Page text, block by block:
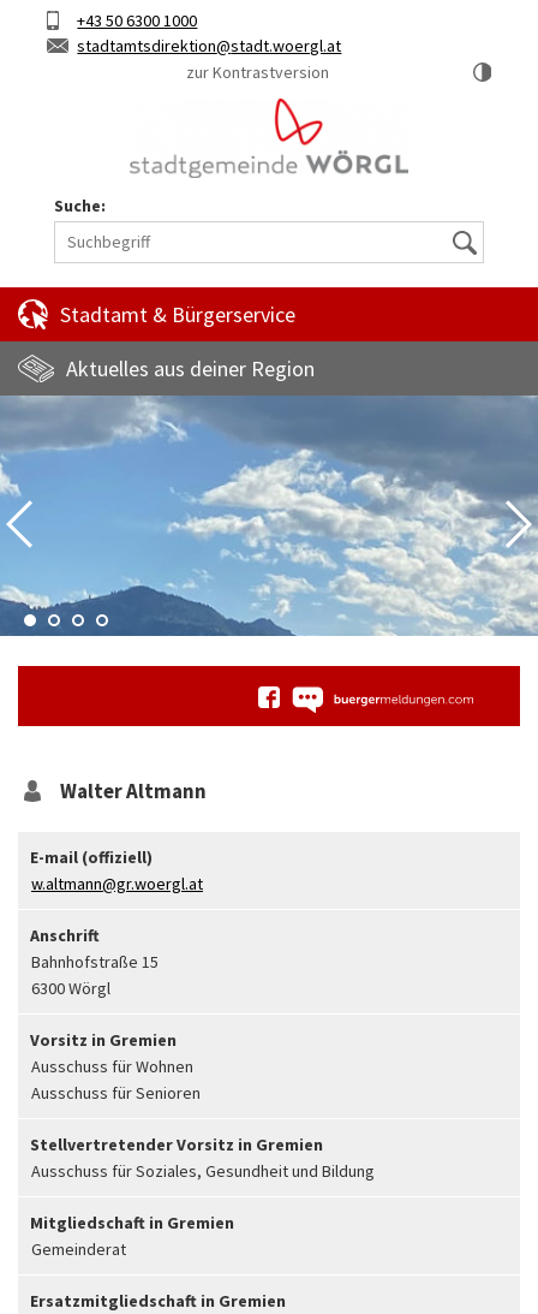
Hauptinhalt
KurztasteTelefon+43 50 6300 1000
E-
stadtamtsdirektion
stadt.woergl.at
zur Kontrastversion
Suche:
Suche
Stadtamt & Bürgerservice
Aktuelles aus deiner Region
WalterAltmann
E-mail (offiziell)
w.altmann@gr.woergl.at
Anschrift
Bahnhofstraße 15
6300 Wörgl
Vorsitz in Gremien
Ausschuss für Wohnen
Ausschuss für Senioren
Stellvertretender Vorsitz in Gremien
Ausschuss für Soziales, Gesundheit und Bildung
Mitgliedschaft in Gremien
Gemeinderat
Ersatzmitgliedschaft in Gremien